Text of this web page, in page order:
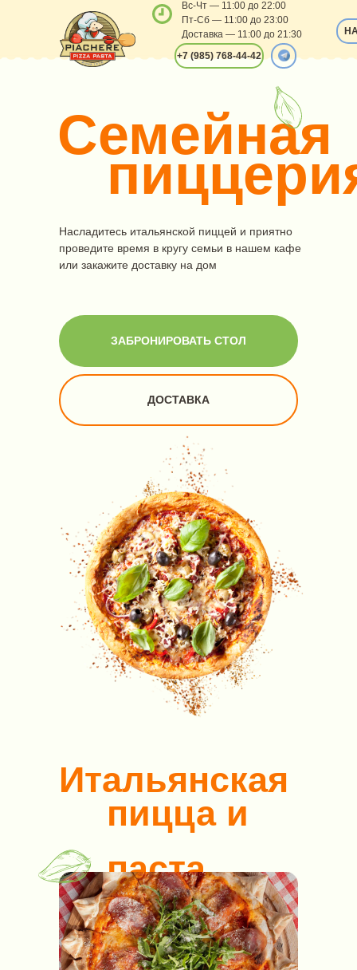
Вс-Чт — 11:00 до 22:00
Пт-Сб — 11:00 до 23:00
Доставка — 11:00 до 21:30
+7 (985) 768-44-42
Семейная
Насладитесь итальянской пиццей и приятно
проведите время в кругу семьи в нашем кафе
или закажите доставку на дом
ЗАБРОНИРОВАТЬ СТОЛ
ДОСТАВКА
Итальянская
пицца и
паста